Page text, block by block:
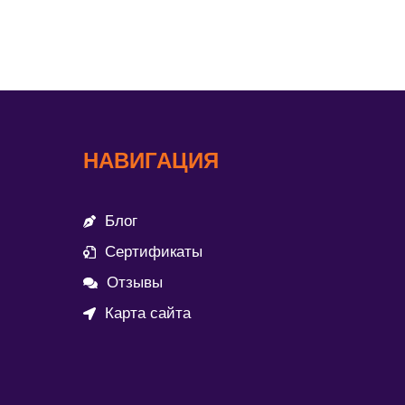
НАВИГАЦИЯ
Блог
Сертификаты
Отзывы
Карта сайта